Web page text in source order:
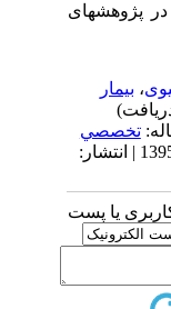
پژوهش­های
،بیمار
تخصصي
دریافت: 1395/3/11 | پذیرش: 1395/3/11 | انتشار:
یا پست